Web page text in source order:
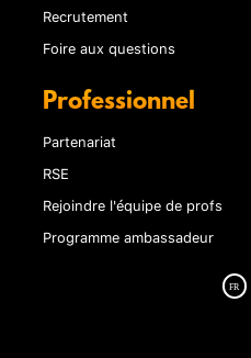
Recrutement
Foire aux questions
Professionnel
Partenariat
RSE
Rejoindre l'équipe de profs
Programme ambassadeur